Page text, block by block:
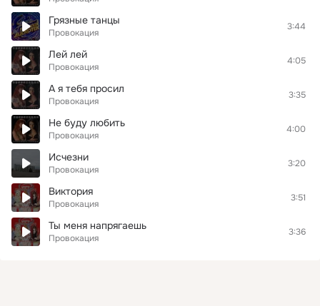
Грязные танцы
Провокация
3:44
Лей лей
Провокация
4:05
А я тебя просил
Провокация
3:35
Не буду любить
Провокация
4:00
Исчезни
Провокация
3:20
Виктория
Провокация
3:51
Ты меня напрягаешь
Провокация
3:36